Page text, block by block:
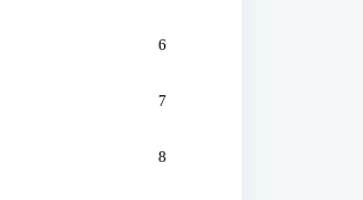
6
7
8